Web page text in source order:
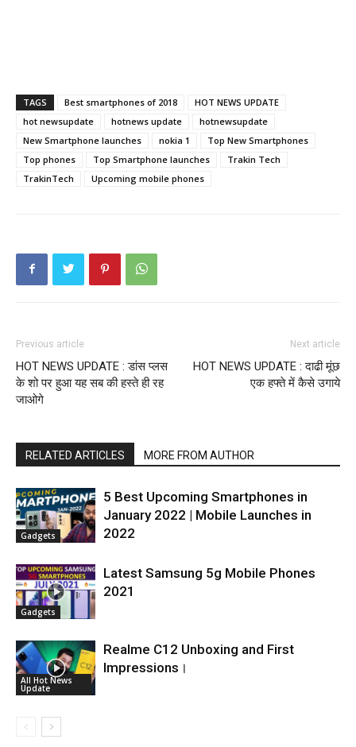
TAGS Best smartphones of 2018
HOT NEWS UPDATE
hot newsupdate
hotnews update
hotnewsupdate
New Smartphone launches
nokia 1
Top New Smartphones
Top phones
Top Smartphone launches
Trakin Tech
TrakinTech
Upcoming mobile phones
Previous article
HOT NEWS UPDATE : डांस प्लस
के शो पर हुआ यह सब की हस्ते ही रह
जाओगे
Next article
HOT NEWS UPDATE : दाढी मूंछ
एक हफ्ते में कैसे उगाये
RELATED ARTICLES MORE FROM AUTHOR
Gadgets
5 Best Upcoming Smartphones in
January 2022 | Mobile Launches in
2022
Gadgets
Latest Samsung 5g Mobile Phones
2021
All Hot News
Update
Realme C12 Unboxing and First
Impressions।